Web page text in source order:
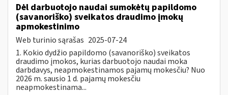
Dėl darbuotojo naudai sumokėtų papildomo
(savanoriško) sveikatos draudimo įmokų
apmokestinimo
Web turinio sąrašas 2025-07-24
1. Kokio dydžio papildomo (savanoriško) sveikatos
draudimo įmokos, kurias darbuotojo naudai moka
darbdavys, neapmokestinamos pajamų mokesčiu? Nuo
2026 m. sausio 1 d. pajamų mokesčiu
neapmokestinama...